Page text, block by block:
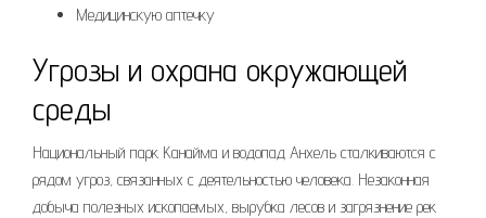
Медицинскую аптечку
Угрозы и охрана окружающей
среды
Национальный парк Канайма и водопад Анхель сталкиваются с
рядом угроз, связанных с деятельностью человека. Незаконная
добыча полезных ископаемых, вырубка лесов и загрязнение рек